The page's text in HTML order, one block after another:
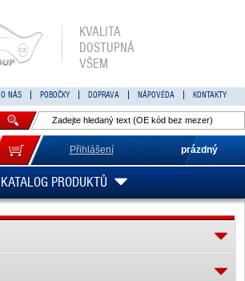
KVALITA
DOSTUPNÁ
VŠEM
O NÁS POBOČKY DOPRAVA NÁPOVĚDA KONTAKTY
Přihlášení prázdný
KATALOG PRODUKTŮ